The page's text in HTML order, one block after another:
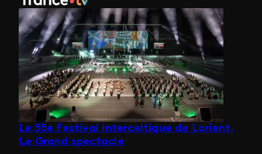
Le 55e Festival interceltique de Lorient,
Le Grand spectacle